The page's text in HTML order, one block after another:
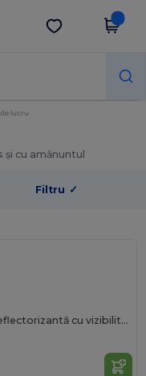
Descarcă app
lucru
și cu amănuntul
Filtru ✓
Vestă de siguranță reflectorizantă cu vizibilitate ridicată R200EV